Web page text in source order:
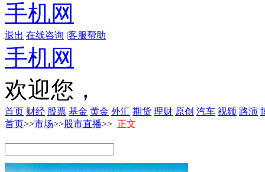
手机网
退出 在线咨询 |客服帮助
手机网
欢迎您，
首页 财经 股票 基金 黄金 外汇 期货 理财 原创 汽车 视频 路演
首页>>市场>>股市直播>> 正文